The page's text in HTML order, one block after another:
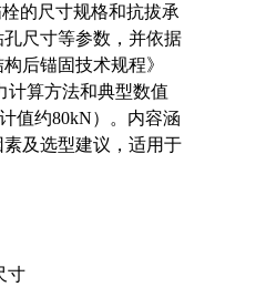
的尺寸规格和抗拔承
尺寸等参数，并依据
后锚固技术规程》
计算方法和典型数值
值约80kN）。内容涵
及选型建议，适用于
寸